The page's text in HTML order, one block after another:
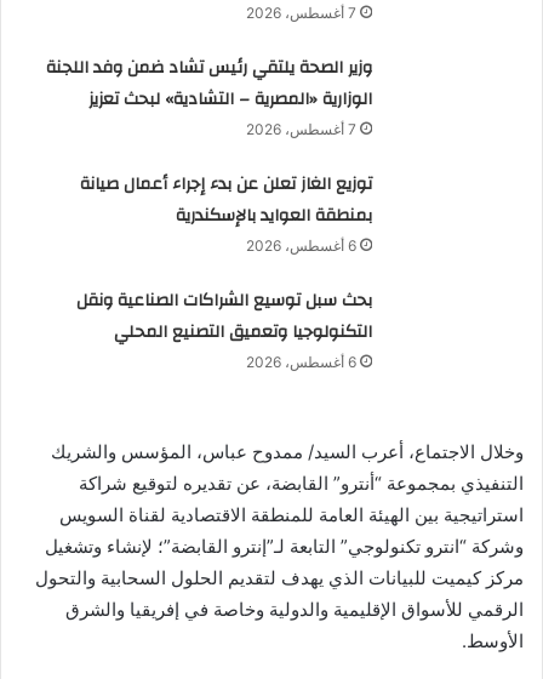
7 أغسطس، 2026
وزير الصحة يلتقي رئيس تشاد ضمن وفد اللجنة
الوزارية «المصرية – التشادية» لبحث تعزيز
7 أغسطس، 2026
توزيع الغاز تعلن عن بدء إجراء أعمال صيانة
بمنطقة العوايد بالإسكندرية
6 أغسطس، 2026
بحث سبل توسيع الشراكات الصناعية ونقل
التكنولوجيا وتعميق التصنيع المحلي
6 أغسطس، 2026
وخلال الاجتماع، أعرب السيد/ ممدوح عباس، المؤسس والشريك
التنفيذي بمجموعة “أنترو” القابضة، عن تقديره لتوقيع شراكة
استراتيجية بين الهيئة العامة للمنطقة الاقتصادية لقناة السويس
وشركة “انترو تكنولوجي” التابعة لـ”إنترو القابضة”؛ لإنشاء وتشغيل
مركز كيميت للبيانات الذي يهدف لتقديم الحلول السحابية والتحول
الرقمي للأسواق الإقليمية والدولية وخاصة في إفريقيا والشرق
الأوسط.